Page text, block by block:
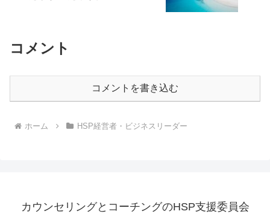
コメント
コメントを書き込む
ホーム HSP経営者・ビジネスリーダー
カウンセリングとコーチングのHSP支援委員会